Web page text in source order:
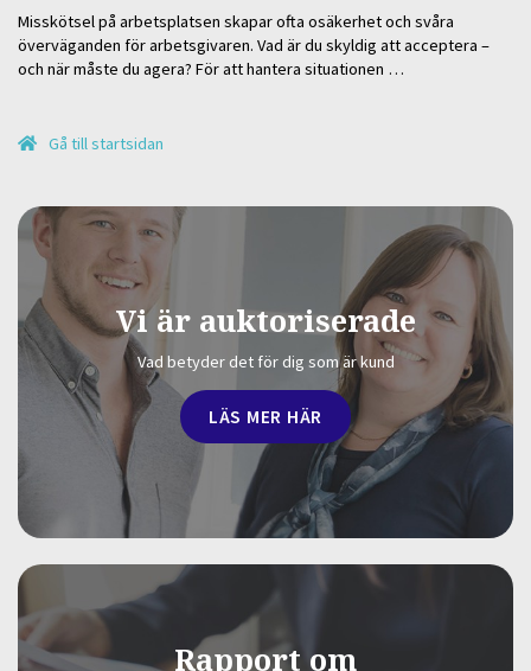
Misskötsel på arbetsplatsen skapar ofta osäkerhet och svåra
överväganden för arbetsgivaren. Vad är du skyldig att acceptera –
och när måste du agera? För att hantera situationen …
Gå till startsidan
Vi är auktoriserade
Vad betyder det för dig som är kund
LÄS MER HÄR
Rapport om